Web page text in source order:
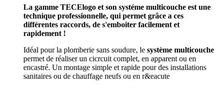
La gamme TECElogo et son systéme multicouche est une
technique professionnelle, qui permet grâce a ces
différentes raccords, de s'emboiter facilement et
rapidement !
Idéal pour la plomberie sans soudure, le système multicouche
permet de réaliser un cicrcuit complet, en apparent ou en
encastré. Un montage simple et rapide pour des installations
sanitaires ou de chauffage neufs ou en r&eacute